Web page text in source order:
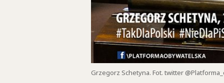
Grzegorz Schetyna. Fot. twitter